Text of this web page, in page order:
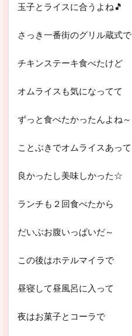
玉子とライスに合うよね🎵
さっき一番街のグリル蔵式で
チキンステーキ食べたけど
オムライスも気になってて
ずっと食べたかったんよね～
ことぶきでオムライスあって
良かったし美味しかった☆
ランチも２回食べたから
だいぶお腹いっぱいだ～
この後はホテルマイラで
昼寝して昼風呂に入って
夜はお菓子とコーラで